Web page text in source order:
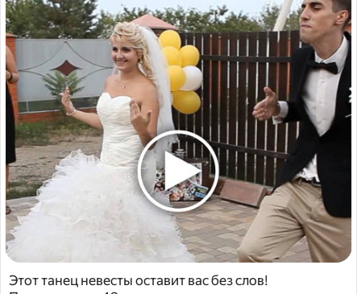
Этот танец невесты оставит вас без слов!